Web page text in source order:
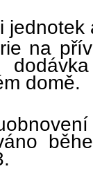
jednotek
na
domě.